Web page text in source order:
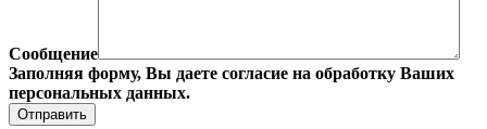
Сообщение
Заполняя форму, Вы даете согласие на обработку Ваших
персональных данных.